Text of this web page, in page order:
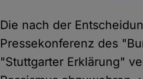
Die nach der
Pressekonferenz des
"Stuttgarter Erklärung"